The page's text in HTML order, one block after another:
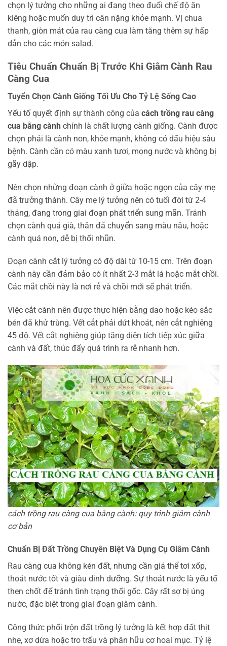
chọn lý tưởng cho những ai đang theo đuổi chế độ ăn
kiêng hoặc muốn duy trì cân nặng khỏe mạnh. Vị chua
thanh, giòn mát của rau càng cua làm tăng thêm sự hấp
dẫn cho các món salad.
Tiêu Chuẩn Chuẩn Bị Trước Khi Giâm Cành Rau
Càng Cua
Tuyển Chọn Cành Giống Tối Ưu Cho Tỷ Lệ Sống Cao
Yếu tố quyết định sự thành công của cách trồng rau càng
cua bằng cành chính là chất lượng cành giống. Cành được
chọn phải là cành non, khỏe mạnh, không có dấu hiệu sâu
bệnh. Cành cần có màu xanh tươi, mọng nước và không bị
gãy dập.
Nên chọn những đoạn cành ở giữa hoặc ngọn của cây mẹ
đã trưởng thành. Cây mẹ lý tưởng nên có tuổi đời từ 2-4
tháng, đang trong giai đoạn phát triển sung mãn. Tránh
chọn cành quá già, thân đã chuyển sang màu nâu, hoặc
cành quá non, dễ bị thối nhũn.
Đoạn cành cắt lý tưởng có độ dài từ 10-15 cm. Trên đoạn
cành này cần đảm bảo có ít nhất 2-3 mắt lá hoặc mắt chồi.
Các mắt chồi này là nơi rễ và chồi mới sẽ phát triển.
Việc cắt cành nên được thực hiện bằng dao hoặc kéo sắc
bén đã khử trùng. Vết cắt phải dứt khoát, nên cắt nghiêng
45 độ. Vết cắt nghiêng giúp tăng diện tích tiếp xúc giữa
cành và đất, thúc đẩy quá trình ra rễ nhanh hơn.
cách trồng rau càng cua bằng cành: quy trình giâm cành
cơ bản
Chuẩn Bị Đất Trồng Chuyên Biệt Và Dụng Cụ Giâm Cành
Rau càng cua không kén đất, nhưng cần giá thể tơi xốp,
thoát nước tốt và giàu dinh dưỡng. Sự thoát nước là yếu tố
then chốt để tránh tình trạng thối gốc. Cây rất sợ bị úng
nước, đặc biệt trong giai đoạn giâm cành.
Công thức phối trộn đất trồng lý tưởng là kết hợp đất thịt
nhẹ, xơ dừa hoặc tro trấu và phân hữu cơ hoai mục. Tỷ lệ